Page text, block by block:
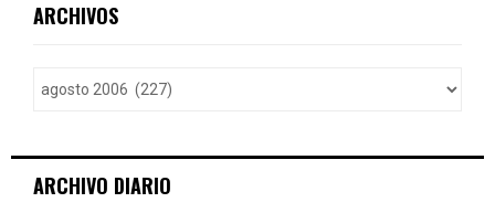
h
ARCHIVOS
ARCHIVO DIARIO